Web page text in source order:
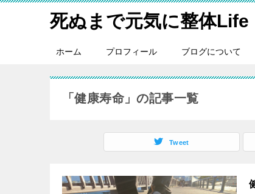
死ぬまで元気に整体Life
ホーム プロフィール ブログについて
「健康寿命」の記事一覧
Tweet